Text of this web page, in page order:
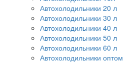
Автохолодильники 20 л
Автохолодильники 30 л
Автохолодильники 40 л
Автохолодильники 50 л
Автохолодильники 60 л
Автохолодильники оптом